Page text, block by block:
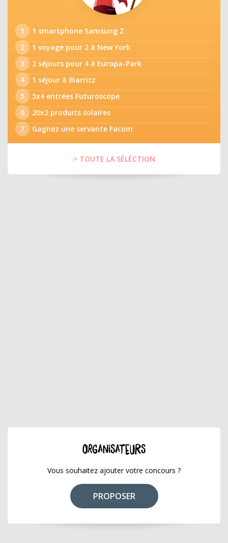
1
1 smartphone Samsung Z
2
1 voyage pour 2 à New York
3
2 séjours pour 4 à Europa-Park
4
1 séjour à Biarritz
5
5x4 entrées Futuroscope
6
20x2 produits solaires
7
Gagnez une servante Facom
> TOUTE LA SÉLÉCTION
ORGANISATEURS
Vous souhaitez ajouter votre concours ?
PROPOSER